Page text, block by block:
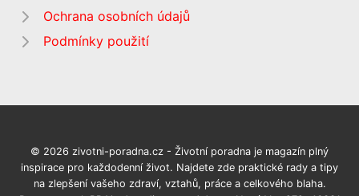
Ochrana osobních údajů
Podmínky použití
© 2026 zivotni-poradna.cz - Životní poradna je magazín plný
inspirace pro každodenní život. Najdete zde praktické rady a tipy
na zlepšení vašeho zdraví, vztahů, práce a celkového blaha.